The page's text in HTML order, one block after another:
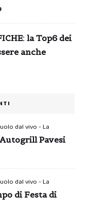
la Top6 dei
anche
dal vivo - La
Pavesi
dal vivo - La
di Festa di